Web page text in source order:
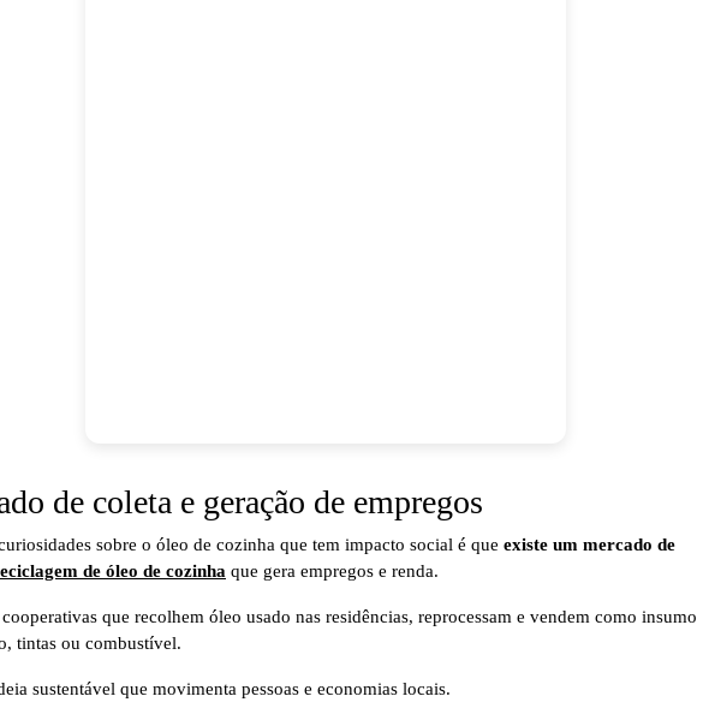
de coleta e geração de empregos
sobre o óleo de cozinha que tem impacto social é que existe um mercado de
de óleo de cozinha que gera empregos e renda.
cooperativas que recolhem óleo usado nas residências, reprocessam e vendem como insumo
tintas ou combustível.
sustentável que movimenta pessoas e economias locais.